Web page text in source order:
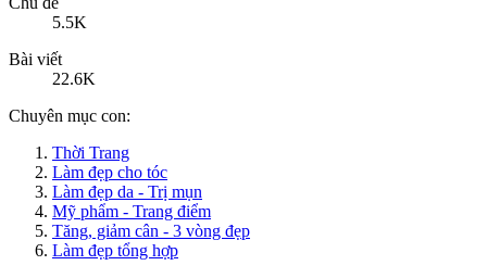
22.6K
Thời Trang
Làm đẹp da - Trị mụn
Tăng, giảm cân - 3 vòng đẹp
Làm đẹp tổng hợp
Chủ đề
5.5K